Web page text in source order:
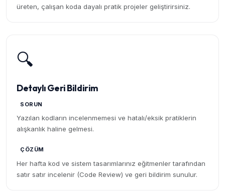
üreten, çalışan koda dayalı pratik projeler geliştirirsiniz.
🔍
Detaylı Geri Bildirim
SORUN
Yazılan kodların incelenmemesi ve hatalı/eksik pratiklerin
alışkanlık haline gelmesi.
ÇÖZÜM
Her hafta kod ve sistem tasarımlarınız eğitmenler tarafından
satır satır incelenir (Code Review) ve geri bildirim sunulur.